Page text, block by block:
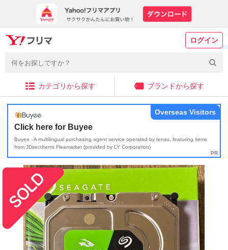
ログイン
カテゴリから探す ブランドから探す
Click here for Buyee
Buyee - A multilingual purchasing agent service operated by tenso, featuring items
from JDirectItems Fleamarket (provided by LY Corporation)
Overseas Visitors